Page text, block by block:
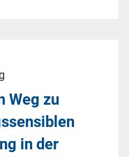
Weg zu
in der